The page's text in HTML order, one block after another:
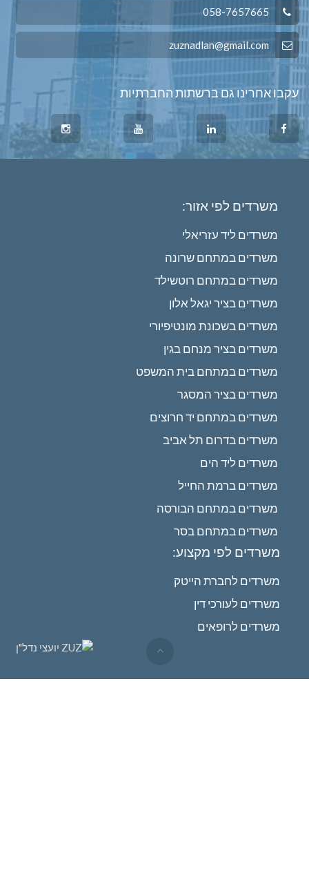
עקבו אחרינו גם ברשתות החברתיות
משרדים לפי אזור:
משרדים ליד עזריאלי
משרדים במתחם שרונה
משרדים במתחם רוטשילד
משרדים בציר יגאל אלון
משרדים בשכונת מונטיפיורי
משרדים בציר מנחם בגין
משרדים במתחם בית המשפט
משרדים בציר המסגר
משרדים במתחם יד חרוצים
משרדים בדרום תל אביב
משרדים ליד הים
משרדים ברמת החייל
משרדים במתחם הבורסה
משרדים במתחם בסר
משרדים לפי מקצוע:
משרדים לחברת הייטק
משרדים לעורכי דין
משרדים לרופאים